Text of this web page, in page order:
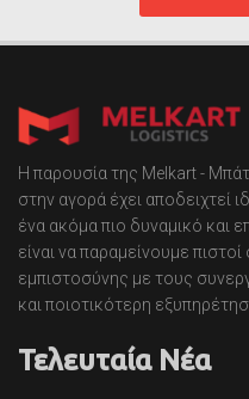
Η παρουσία της Melkart -
στην αγορά έχει αποδειχτεί
ένα ακόμα πιο δυναμικό και
είναι να παραμείνουμε
εμπιστοσύνης με τους
και ποιοτικότερη
Τελευταία Νέα